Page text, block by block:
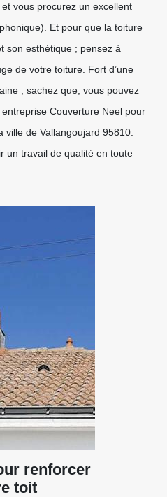
vous procurez un excellent
Et pour que la toiture
son esthétique ; pensez à
de votre toiture. Fort d’une
; sachez que, vous pouvez
Couverture Neel pour
de Vallangoujard 95810.
un travail de qualité en toute
renforcer
toit